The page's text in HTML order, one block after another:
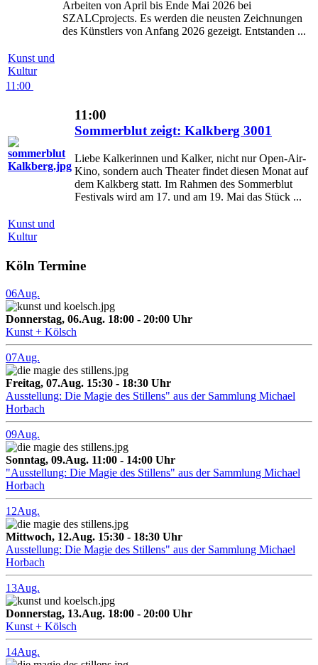
Arbeiten von April bis Ende Mai 2026 bei
SZALCprojects. Es werden die neusten Zeichnungen
des Künstlers von Anfang 2026 gezeigt. Entstanden ...
Kunst und
Kultur
11:00
11:00
Sommerblut zeigt: Kalkberg 3001
Liebe Kalkerinnen und Kalker, nicht nur Open-Air-
Kino, sondern auch Theater findet diesen Monat auf
dem Kalkberg statt. Im Rahmen des Sommerblut
Festivals wird am 17. und am 19. Mai das Stück ...
Kunst und
Kultur
Köln Termine
06Aug.
Donnerstag, 06.Aug. 18:00 - 20:00 Uhr
Kunst + Kölsch
07Aug.
Freitag, 07.Aug. 15:30 - 18:30 Uhr
Ausstellung: Die Magie des Stillens" aus der Sammlung Michael
Horbach
09Aug.
Sonntag, 09.Aug. 11:00 - 14:00 Uhr
"Ausstellung: Die Magie des Stillens" aus der Sammlung Michael
Horbach
12Aug.
Mittwoch, 12.Aug. 15:30 - 18:30 Uhr
Ausstellung: Die Magie des Stillens" aus der Sammlung Michael
Horbach
13Aug.
Donnerstag, 13.Aug. 18:00 - 20:00 Uhr
Kunst + Kölsch
14Aug.